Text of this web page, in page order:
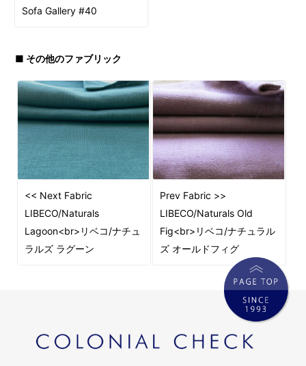
Sofa Gallery #40
■ その他のファブリック
<< Next Fabric
LIBECO/Naturals
Lagoon<br>リベコ/ナチュ
ラルズ ラグーン
Prev Fabric >>
LIBECO/Naturals Old
Fig<br>リベコ/ナチュラル
ズ オールドフィグ